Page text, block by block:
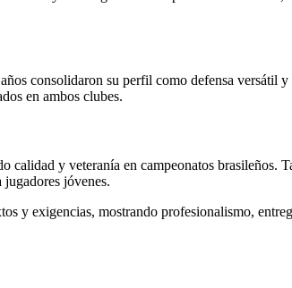
consolidaron su perfil como defensa versátil y
en ambos clubes.
calidad y veteranía en campeonatos brasileños.
jóvenes.
y exigencias, mostrando profesionalismo,